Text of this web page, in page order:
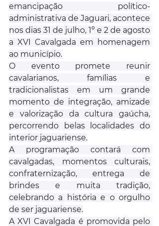
emancipação político-
administrativa de Jaguari, acontece
nos dias 31 de julho, 1º e 2 de agosto
a XVI Cavalgada em homenagem
ao município.
O evento promete reunir
cavalarianos, famílias e
tradicionalistas em um grande
momento de integração, amizade
e valorização da cultura gaúcha,
percorrendo belas localidades do
interior jaguariense.
A programação contará com
cavalgadas, momentos culturais,
confraternização, entrega de
brindes e muita tradição,
celebrando a história e o orgulho
de ser jaguariense.
A XVI Cavalgada é promovida pelo